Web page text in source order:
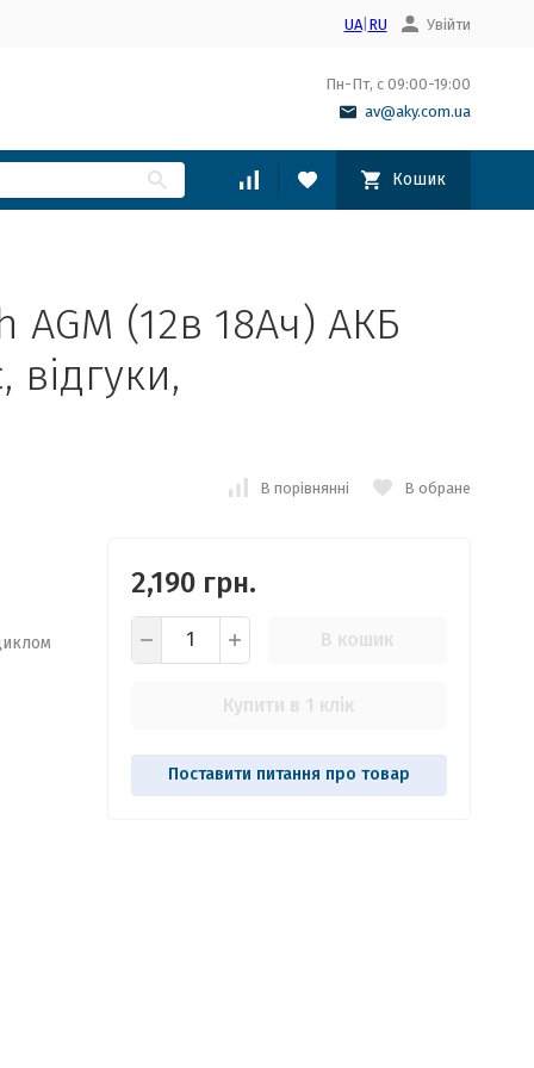
UA| RU Увійти
Пн-Пт, с 09:00-19:00
av@aky.com.ua
Кошик
AGM (12в 18Ач) АКБ
відгуки,
В порівнянні В обране
2,190 грн.
В кошик
Купити в 1 клік